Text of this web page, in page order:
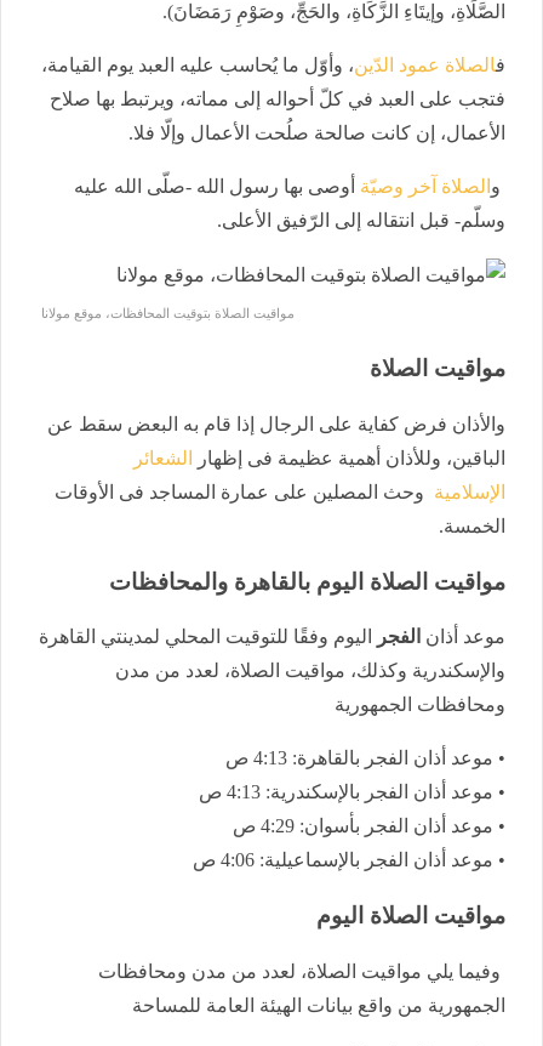
الصَّلَاةِ، وإيتَاءِ الزَّكَاةِ، والحَجِّ، وصَوْمِ رَمَضَانَ).
فالصلاة عمود الدّين، وأوّل ما يُحاسب عليه العبد يوم القيامة،
فتجب على العبد في كلّ أحواله إلى مماته، ويرتبط بها صلاح
الأعمال، إن كانت صالحة صلُحت الأعمال وإلّا فلا.
و الصلاة آخر وصيّة أوصى بها رسول الله -صلّى الله عليه
وسلّم- قبل انتقاله إلى الرّفيق الأعلى.
مواقيت الصلاة بتوقيت المحافظات، موقع مولانا
مواقيت الصلاة
والأذان فرض كفاية على الرجال إذا قام به البعض سقط عن
الباقين، وللأذان أهمية عظيمة فى إظهار
الشعائر
الإسلامية وحث المصلين على عمارة المساجد فى الأوقات
الخمسة.
مواقيت الصلاة اليوم بالقاهرة والمحافظات
موعد أذان الفجر
اليوم وفقًا للتوقيت المحلي لمدينتي القاهرة
والإسكندرية وكذلك، مواقيت الصلاة، لعدد من مدن
ومحافظات الجمهورية
• موعد أذان الفجر بالقاهرة: 4:13 ص
• موعد أذان الفجر بالإسكندرية: 4:13 ص
• موعد أذان الفجر بأسوان: 4:29 ص
• موعد أذان الفجر بالإسماعيلية: 4:06 ص
مواقيت الصلاة اليوم
وفيما يلي مواقيت الصلاة، لعدد من مدن ومحافظات
الجمهورية من واقع بيانات الهيئة العامة للمساحة